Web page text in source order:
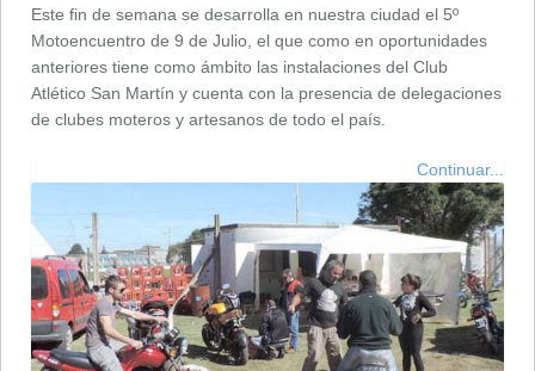
Este fin de semana se desarrolla en nuestra ciudad el 5º
Motoencuentro de 9 de Julio, el que como en oportunidades
anteriores tiene como ámbito las instalaciones del Club
Atlético San Martín y cuenta con la presencia de delegaciones
de clubes moteros y artesanos de todo el país.
Continuar...